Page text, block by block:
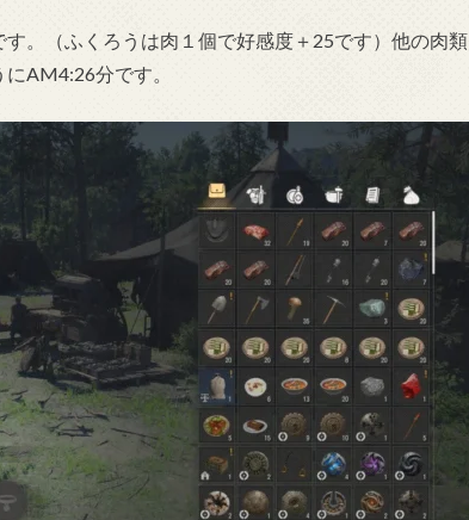
。（ふくろうは肉１個で好感度＋25です）他の肉類
AM4:26分です。